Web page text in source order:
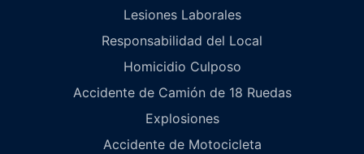
Lesiones Laborales
Responsabilidad del Local
Homicidio Culposo
Accidente de Camión de 18 Ruedas
Explosiones
Accidente de Motocicleta